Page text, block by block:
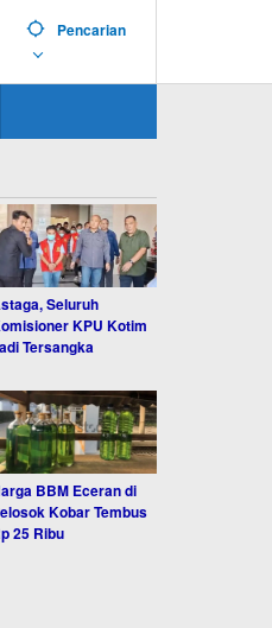
Pencarian
Seluruh
KPU Kotim
Tersangka
BBM Eceran di
Kobar Tembus
25 Ribu